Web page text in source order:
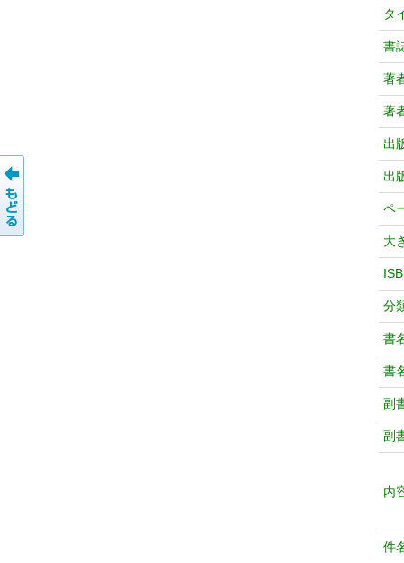
タ
書
著
著
出
出
ペ
大
分
書
書
副
副
内
件